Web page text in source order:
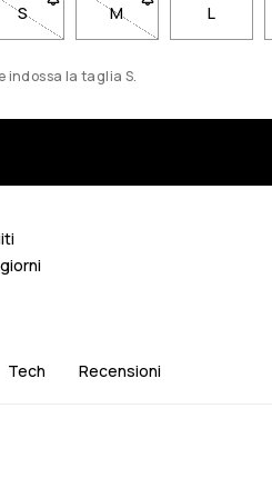
Clicca per essere avvisato
non disponibile. Clicca per essere
S- Taglia S non disponibile. Clicca
M- Taglia M non
L
indossa la taglia S.
Tech Recensioni